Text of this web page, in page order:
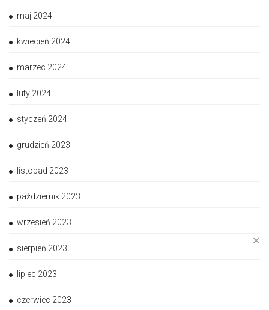
✕
maj 2024
kwiecień 2024
marzec 2024
luty 2024
styczeń 2024
grudzień 2023
listopad 2023
październik 2023
wrzesień 2023
sierpień 2023
lipiec 2023
czerwiec 2023